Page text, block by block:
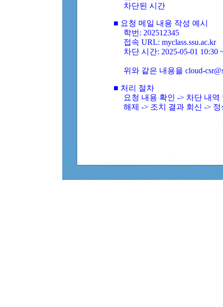
차단된 시간
■ 요청 메일 내용 작성 예시
학번: 202512345
접속 URL: myclass.ssu.ac.kr
차단 시간: 2025-05-01 10:30
위와 같은 내용을 cloud-
■ 처리 절차
요청 내용 확인 -> 차단 내
해제 -> 조치 결과 회신 ->